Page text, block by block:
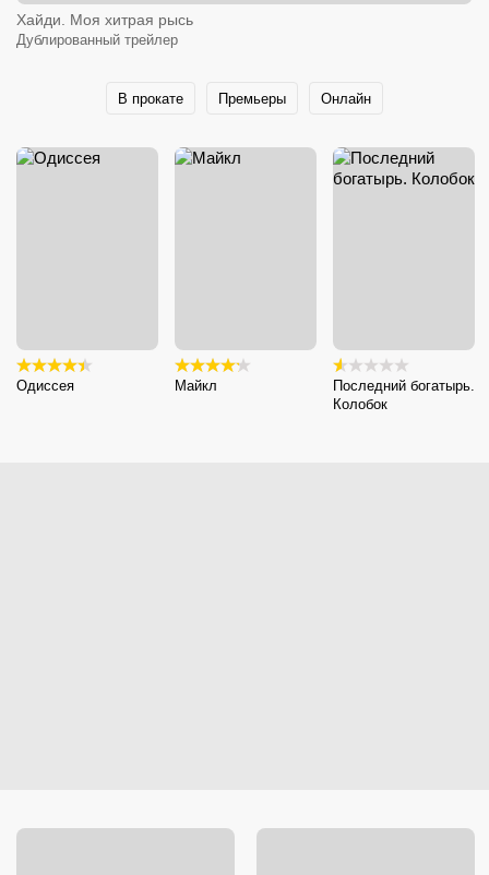
Хайди. Моя хитрая рысь
Дублированный трейлер
В прокате Премьеры Онлайн
Одиссея Майкл
Последний богатырь.
Колобок